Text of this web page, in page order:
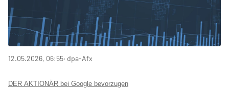
12.05.2026, 06:55‧ dpa-Afx
DER AKTIONÄR bei Google bevorzugen